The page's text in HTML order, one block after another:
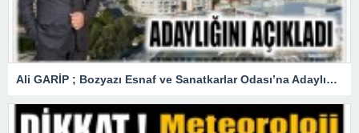
Ali GARİP ; Bozyazı Esnaf ve Sanatkarlar Odası’na Adaylığını Açıkladı